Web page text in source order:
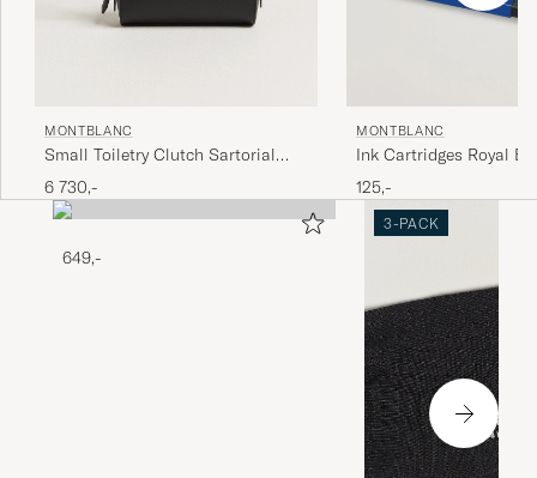
MONTBLANC
Small Toiletry Clutch Sartorial
Leather Black
6 730,-
MONTBLANC
Ink Cartridges Royal
125,-
649,-
3-PACK